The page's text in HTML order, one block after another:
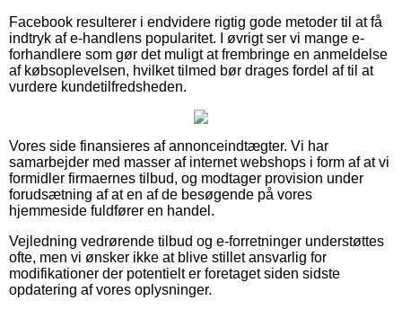
Facebook resulterer i endvidere rigtig gode metoder til at få
indtryk af e-handlens popularitet. I øvrigt ser vi mange e-
forhandlere som gør det muligt at frembringe en anmeldelse
af købsoplevelsen, hvilket tilmed bør drages fordel af til at
vurdere kundetilfredsheden.
Vores side finansieres af annonceindtægter. Vi har
samarbejder med masser af internet webshops i form af at vi
formidler firmaernes tilbud, og modtager provision under
forudsætning af at en af de besøgende på vores
hjemmeside fuldfører en handel.
Vejledning vedrørende tilbud og e-forretninger understøttes
ofte, men vi ønsker ikke at blive stillet ansvarlig for
modifikationer der potentielt er foretaget siden sidste
opdatering af vores oplysninger.